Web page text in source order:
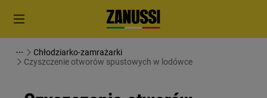
Chłodziarko-zamrażarki
Czyszczenie otworów spustowych w lodówce